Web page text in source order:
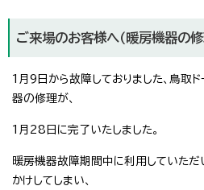
ご来場のお客様へ（暖房機器の
1月9日から故障しておりました、鳥取
器の修理が、
1月28日に完了いたしました。
暖房機器故障期間中に利用していただ
かけしてしまい、